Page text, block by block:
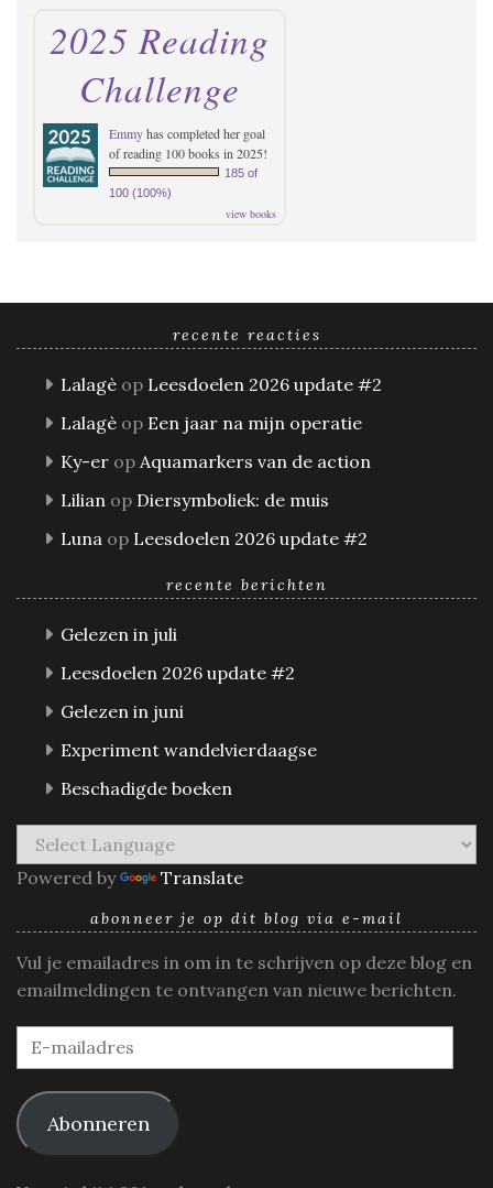
2025 Reading
Challenge
Emmyhas completed her goal
of reading 100 books in 2025!
185 of
100 (100%)
view books
recente reacties
Lalagè op Leesdoelen 2026 update #2
Lalagè op Een jaar na mijn operatie
Ky-er op Aquamarkers van de action
Lilian op Diersymboliek: de muis
Luna op Leesdoelen 2026 update #2
recente berichten
Gelezen in juli
Leesdoelen 2026 update #2
Gelezen in juni
Experiment wandelvierdaagse
Beschadigde boeken
Powered by Translate
abonneer je op dit blog via e-mail
Vul je emailadres in om in te schrijven op deze blog en
emailmeldingen te ontvangen van nieuwe berichten.
E-
mailadres
Abonneren